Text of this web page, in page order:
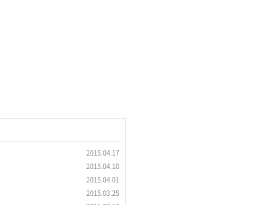
2015.04.17
2015.04.10
2015.04.01
2015.03.25